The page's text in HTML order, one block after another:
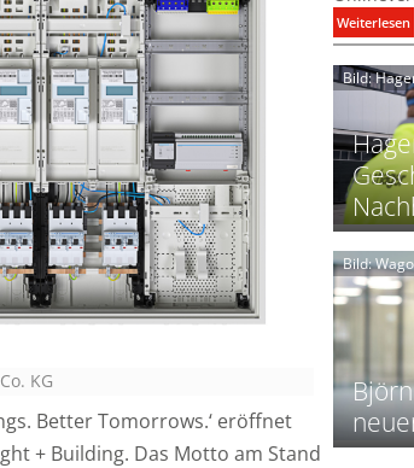
KG
Better Tomorrows.‘ eröffnet
+ Building. Das Motto am Stand
ü
n
2
c
h
t
Weiterlesen:
I
0
5
l
s
s
e
Bild:
Bild: